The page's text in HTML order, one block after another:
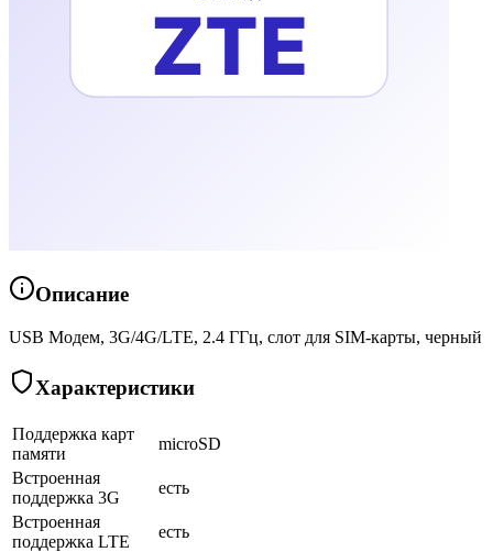
Описание
USB Модем, 3G/4G/LTE, 2.4 ГГц, слот для SIM-карты, черный
Характеристики
Поддержка карт
памяти
microSD
Встроенная
поддержка 3G
есть
Встроенная
поддержка LTE
есть